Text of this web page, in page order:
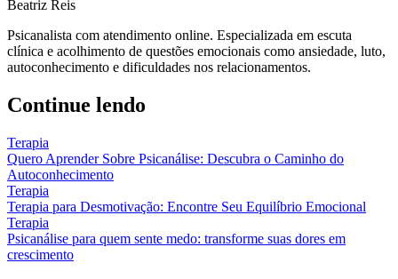
Beatriz Reis
Psicanalista com atendimento online. Especializada em escuta
clínica e acolhimento de questões emocionais como ansiedade, luto,
autoconhecimento e dificuldades nos relacionamentos.
Continue lendo
Terapia
Quero Aprender Sobre Psicanálise: Descubra o Caminho do
Autoconhecimento
Terapia
Terapia para Desmotivação: Encontre Seu Equilíbrio Emocional
Terapia
Psicanálise para quem sente medo: transforme suas dores em
crescimento